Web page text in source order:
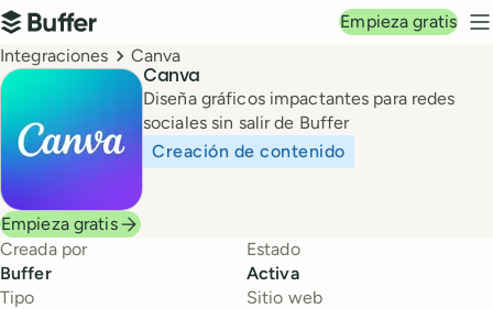
Navegación principal
Buffer
Empieza gratis
Breadcrumbs
Integraciones Canva
Canva
Diseña gráficos impactantes para redes
sociales sin salir de Buffer
Creación de contenido
Empieza gratis
Creada por
Buffer
Estado
Activa
Tipo
Sitio web